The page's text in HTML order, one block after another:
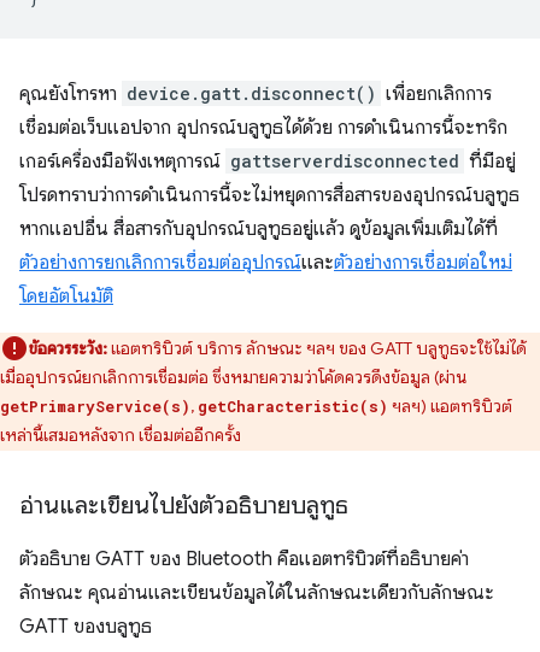
คุณยังโทรหา device.gatt.disconnect() เพื่อยกเลิกการ
เชื่อมต่อเว็บแอปจาก อุปกรณ์บลูทูธได้ด้วย การดำเนินการนี้จะทริก
เกอร์เครื่องมือฟังเหตุการณ์ gattserverdisconnected ที่มีอยู่
โปรดทราบว่าการดำเนินการนี้จะไม่หยุดการสื่อสารของอุปกรณ์บลูทูธ
หากแอปอื่น สื่อสารกับอุปกรณ์บลูทูธอยู่แล้ว ดูข้อมูลเพิ่มเติมได้ที่
ตัวอย่างการยกเลิกการเชื่อมต่ออุปกรณ์และตัวอย่างการเชื่อมต่อใหม่
โดยอัตโนมัติ
ข้อควรระวัง:แอตทริบิวต์ บริการ ลักษณะ ฯลฯ ของ GATT บลูทูธจะใช้ไม่ได้
เมื่ออุปกรณ์ยกเลิกการเชื่อมต่อ ซึ่งหมายความว่าโค้ดควรดึงข้อมูล (ผ่าน
getPrimaryService(s), getCharacteristic(s) ฯลฯ) แอตทริบิวต์
เหล่านี้เสมอหลังจาก เชื่อมต่ออีกครั้ง
อ่านและเขียนไปยังตัวอธิบายบลูทูธ
ตัวอธิบาย GATT ของ Bluetooth คือแอตทริบิวต์ที่อธิบายค่า
ลักษณะ คุณอ่านและเขียนข้อมูลได้ในลักษณะเดียวกับลักษณะ
GATT ของบลูทูธ